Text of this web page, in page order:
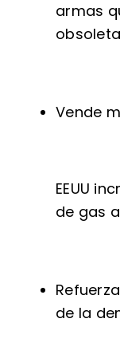
armas
Vende
EEUU
de gas
de la